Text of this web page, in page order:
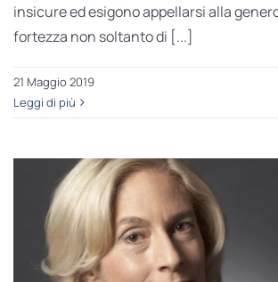
insicure ed esigono appellarsi alla
fortezza non soltanto di [...]
21 Maggio 2019
Leggi di più